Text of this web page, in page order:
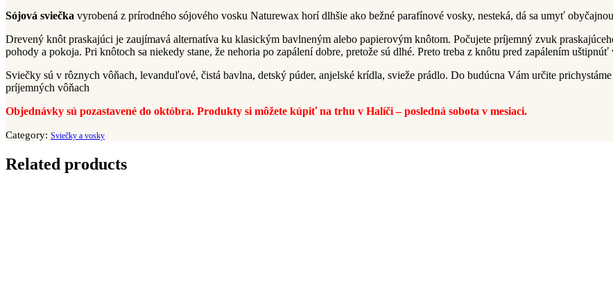
Sójová sviečka vyrobená z prírodného sójového vosku Naturewax horí dlhšie ako bežné parafínové vosky, nesteká, dá sa umyť
Drevený knôt praskajúci je zaujímavá alternatíva ku klasickým bavlneným alebo papierovým knôtom. Počujete príjemný zvuk
pohody a pokoja. Pri knôtoch sa niekedy stane, že nehoria po zapálení dobre, pretože sú dlhé. Preto treba z knôtu pred zapálením
Sviečky sú v rôznych vôňach, levanduľové, čistá bavlna, detský púder, anjelské krídla, svieže prádlo. Do budúcna Vám určite
príjemných vôňach
Objednávky sú pozastavené do októbra. Produkty si môžete kúpiť na trhu v Halíči – posledná sobota v mesiaci.
Category: Sviečky a vosky
Related products